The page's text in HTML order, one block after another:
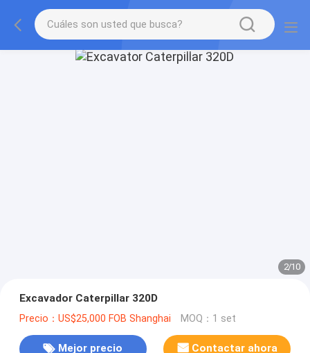
2/10
Excavador Caterpillar 320D
Precio：US$25,000 FOB Shanghai MOQ：1 set
Mejor precio Contactar ahora